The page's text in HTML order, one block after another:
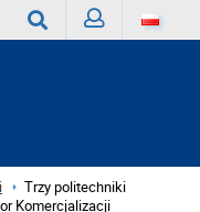
Trzy politechniki
Komercjalizacji